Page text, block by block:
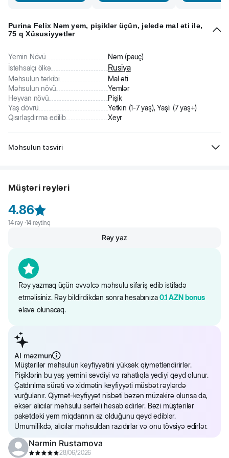
Purina Felix Nəm yem, pişiklər üçün, jeledə mal əti ilə,
75 q Xüsusiyyətlər
Yemin Növü
Nəm (pauç)
İstehsalçı ölkə
Rusiya
Məhsulun tərkibi
Mal əti
Məhsulun növü
Yemlər
Heyvan növü
Pişik
Yaş dövrü
Yetkin (1-7 yaş), Yaşlı (7 yaş+)
Qısırlaşdırma edilib
Xeyr
Məhsulun təsviri
Tərkibi: ət və işlənmiş ət məhsulları% 19, bitki mənşəli protein
ekstraktı, balıq və balıq emalı məhsulları, minerallar, şəkərlər, boyalar,
vitaminlər.
Omeqa-6 yağlı turşuları: 0.2% Taurin: 0.045% Enerji dəyəri: 75.6 kkal
Saytdakı maddələr və qida tərkibi barədə məlumat yalnız istinad
üçündür. Bütün məhsul məlumatları birbaşa qablaşdırmada təqdim
olunur.
Müştəri rəyləri
4.86
14rəy ·14 reytinq
Rəy yazmaq üçün əvvəlcə məhsulu sifariş edib istifadə
etməlisiniz. Rəy bildirdikdən sonra hesabınıza0.1 AZN bonus
əlavə olunacaq.
Rəy yaz
AI məzmun
Müştərilər məhsulun keyfiyyətini yüksək qiymətləndirirlər.
Pişiklərin bu yaş yemini sevdiyi və rahatlıqla yediyi qeyd olunur.
Çatdırılma sürəti və xidmətin keyfiyyəti müsbət rəylərdə
vurğulanır. Qiymət-keyfiyyət nisbəti bəzən müzakirə olunsa da,
əksər alıcılar məhsulu sərfəli hesab edirlər. Bəzi müştərilər
paketdəki yem miqdarının az olduğunu qeyd ediblər.
Ümumilikdə, alıcılar məhsuldan razıdırlar və onu tövsiyə edirlər.
Nərmin Rustamova
28/06/2026